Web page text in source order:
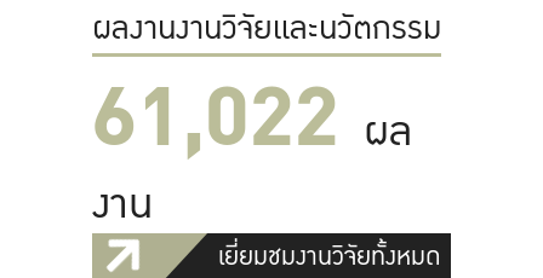
ผลงานงานวิจัยและนวัตกรรม
61,022 ผล
งาน
เยี่ยมชมงานวิจัยทั้งหมด